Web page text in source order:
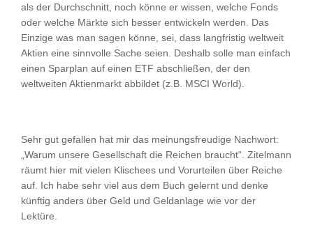
als der Durchschnitt, noch könne er wissen, welche Fonds
oder welche Märkte sich besser entwickeln werden. Das
Einzige was man sagen könne, sei, dass langfristig weltweit
Aktien eine sinnvolle Sache seien. Deshalb solle man einfach
einen Sparplan auf einen ETF abschließen, der den
weltweiten Aktienmarkt abbildet (z.B. MSCI World).
Sehr gut gefallen hat mir das meinungsfreudige Nachwort:
„Warum unsere Gesellschaft die Reichen braucht“. Zitelmann
räumt hier mit vielen Klischees und Vorurteilen über Reiche
auf. Ich habe sehr viel aus dem Buch gelernt und denke
künftig anders über Geld und Geldanlage wie vor der
Lektüre.